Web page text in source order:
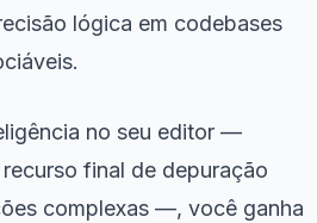
lógica em codebases
no seu editor —
final de depuração
complexas —, você ganha